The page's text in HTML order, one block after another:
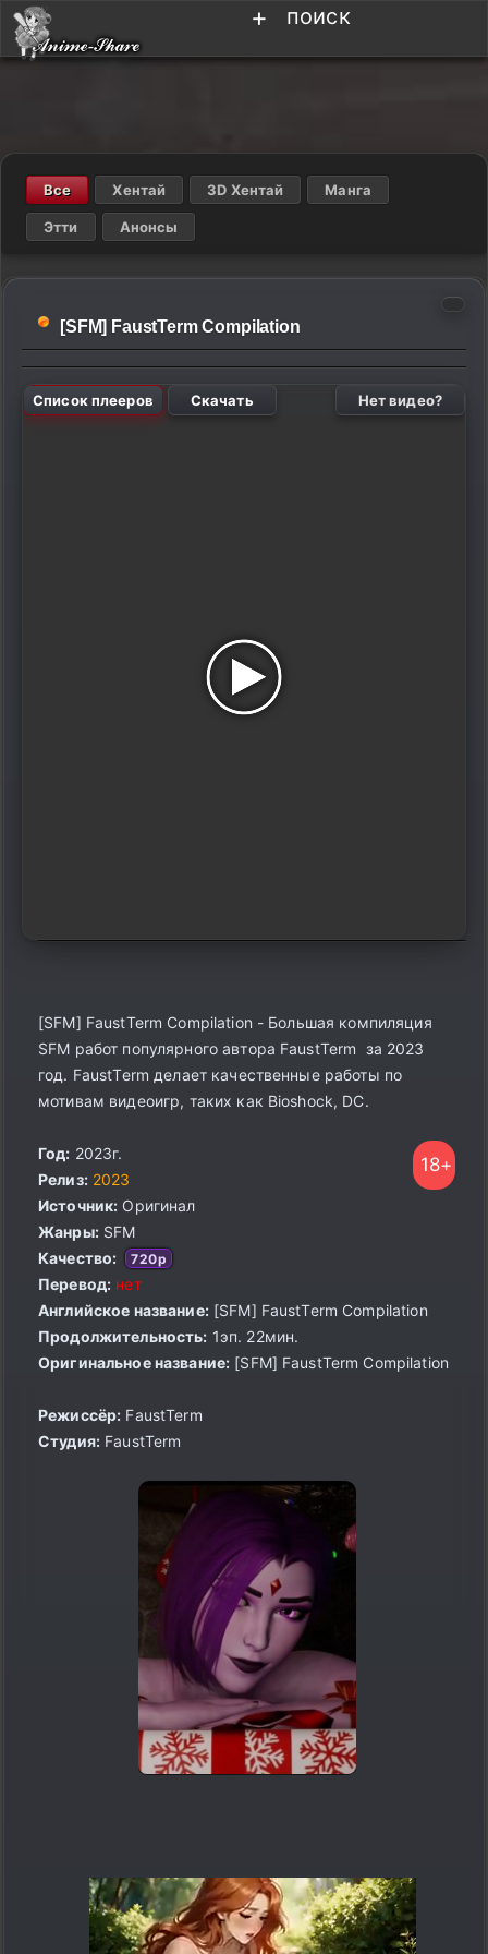
+ поиск
Все Хентай 3D Хентай Манга
Этти Анонсы
[SFM] FaustTerm Compilation
Список плееров Скачать Нет видео?
[SFM] FaustTerm Compilation - Большая компиляция
SFM работ популярного автора FaustTerm за 2023
год. FaustTerm делает качественные работы по
мотивам видеоигр, таких как Bioshock, DC.
18+
Год: 2023г.
Релиз:2023
Источник: Оригинал
Жанры:SFM
Качество:
720p
Перевод: нет
Английское название:[SFM] FaustTerm Compilation
Продолжительность: 1эп. 22мин.
Оригинальное название: [SFM] FaustTerm Compilation
Режиссёр: FaustTerm
Студия:FaustTerm